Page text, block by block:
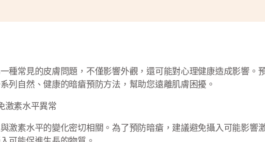
種常見的皮膚問題，不僅影響外觀，還可能對心理健康造成影響。
列自然、健康的暗瘡預防方法，幫助您遠離肌膚困擾。
素水平異常
激素水平的變化密切相關。為了預防暗瘡，建議避免攝入可能影響